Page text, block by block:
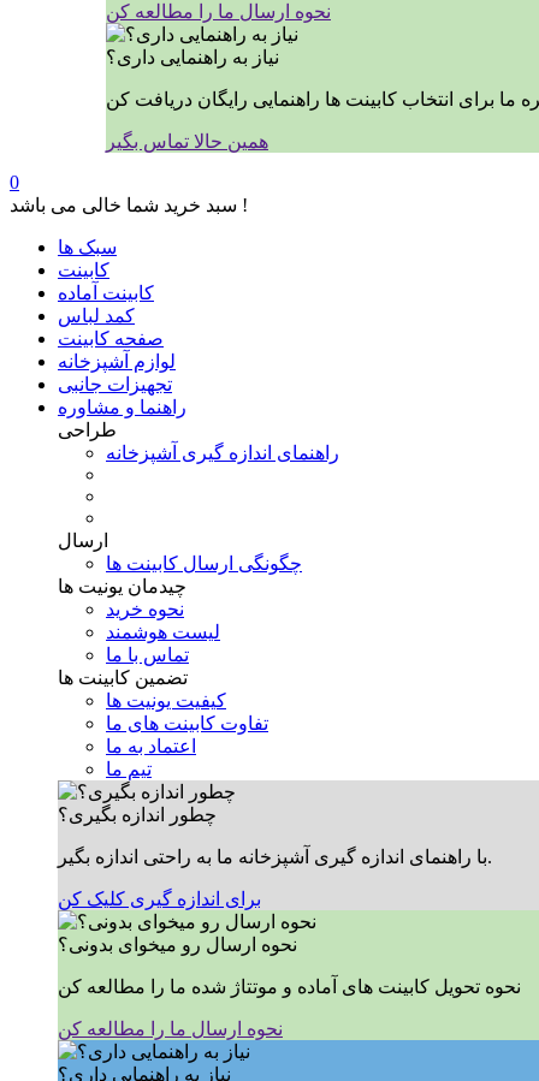
نحوه ارسال ما را مطالعه کن
نیاز به راهنمایی داری؟
همین حالا تماس بگیر
0
سبد خرید شما خالی می باشد !
سبک ها
کابینت
کابینت آماده
کمد لباس
صفحه کابینت
لوازم آشپزخانه
تجهیزات جانبی
راهنما و مشاوره
طراحی
راهنمای اندازه گیری آشپزخانه
ارسال
چگونگی ارسال کابینت ها
چیدمان یونیت ها
نحوه خرید
لیست هوشمند
تماس با ما
تضمین کابینت ها
کیفیت یونیت ها
تفاوت کابینت های ما
اعتماد به ما
تیم ما
چطور اندازه بگیری؟
با راهنمای اندازه گیری آشپزخانه ما به راحتی اندازه بگیر.
برای اندازه گیری کلیک کن
نحوه ارسال رو میخوای بدونی؟
نحوه تحویل کابینت های آماده و موتتاژ شده ما را مطالعه کن
نحوه ارسال ما را مطالعه کن
نیاز به راهنمایی داری؟